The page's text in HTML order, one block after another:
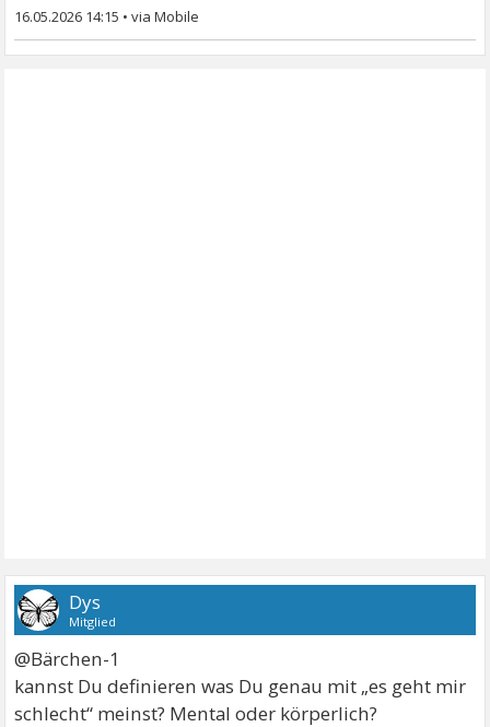
16.05.2026 14:15 •
Dys
Mitglied
@Bärchen-1
kannst Du definieren was Du genau mit „es geht mir
schlecht“ meinst? Mental oder körperlich?